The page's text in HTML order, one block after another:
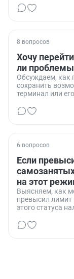
8 вопросов
Хочу
ли
Обсуждаем, как
сохранить
терминал или
6 вопросов
Если
на этот
Выясняем, как
превысил лимит
этого статуса